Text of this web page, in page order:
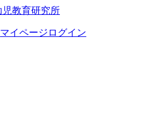
マイページログイン